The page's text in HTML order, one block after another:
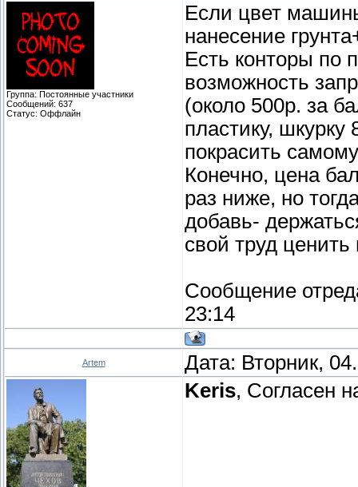
Группа: Постоянные участники
Сообщений: 637
Статус: Оффлайн
Если цвет
нанесение
Есть конторы по
возможность
(около 500р. за
пластику, шкурку
покрасить
Конечно, цена
раз ниже, но
добавь-
свой труд
Сообщение
23:14
Artem Дата: Вторник,
Keris, Согласен